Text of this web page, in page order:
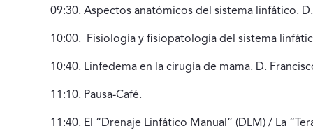
09:30. Aspectos anatómicos del sistema linfático.
10:00. Fisiología y fisiopatología del sistema
10:40. Linfedema en la cirugía de mama. D.
11:10. Pausa-Café.
11:40. El “Drenaje Linfático Manual” (DLM) / La